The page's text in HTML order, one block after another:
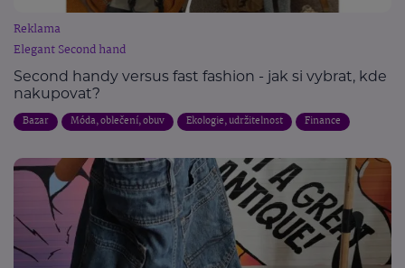
Reklama
Elegant Second hand
Second handy versus fast fashion - jak si vybrat, kde
nakupovat?
Bazar Móda, oblečení, obuv Ekologie, udržitelnost Finance